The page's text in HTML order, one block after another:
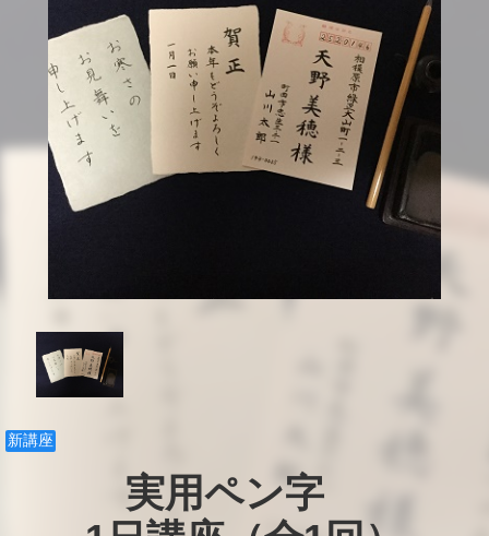
新講座
実用ペン字